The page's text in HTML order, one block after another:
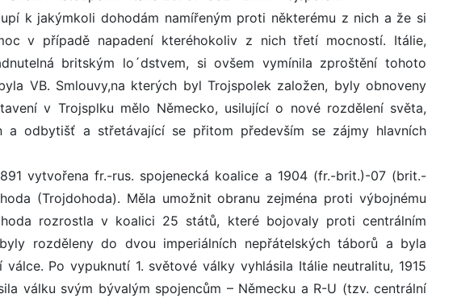
k jakýmkoli dohodám namířeným proti některému z nich a že si
v případě napadení kteréhokoliv z nich třetí mocností. Itálie,
britským lo´dstvem, si ovšem vymínila zproštění tohoto
VB. Smlouvy,na kterých byl Trojspolek založen, byly obnoveny
v Trojsplku mělo Německo, usilující o nové rozdělení světa,
a odbytišť a střetávající se přitom především se zájmy hlavních
vytvořena fr.-rus. spojenecká koalice a 1904 (fr.-brit.)-07 (brit.-
(Trojdohoda). Měla umožnit obranu zejména proti výbojnému
rozrostla v koalici 25 států, které bojovaly proti centrálním
rozděleny do dvou imperiálních nepřátelských táborů a byla
Po vypuknutí 1. světové války vyhlásila Itálie neutralitu, 1915
válku svým bývalým spojencům – Německu a R-U (tzv. centrální